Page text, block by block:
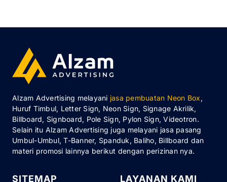
Alzam Advertising melayani jasa pembuatan Neon Box,
Huruf Timbul, Letter Sign, Neon Sign, Signage Akrilik,
Billboard, Signboard, Pole Sign, Pylon Sign, Videotron.
Selain itu Alzam Advertising juga melayani jasa pasang
Umbul-Umbul, T-Banner, Spanduk, Baliho, Billboard dan
materi promosi lainnya berikut dengan perizinan nya.
SITEMAP LAYANAN KAMI